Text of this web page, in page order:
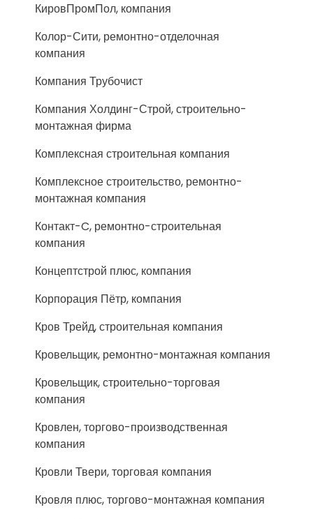
КировПромПол, компания
Колор-Сити, ремонтно-отделочная
компания
Компания Трубочист
Компания Холдинг-Строй, строительно-
монтажная фирма
Комплексная строительная компания
Комплексное строительство, ремонтно-
монтажная компания
Контакт-C, ремонтно-строительная
компания
Концептстрой плюс, компания
Корпорация Пётр, компания
Кров Трейд, строительная компания
Кровельщик, ремонтно-монтажная компания
Кровельщик, строительно-торговая
компания
Кровлен, торгово-производственная
компания
Кровли Твери, торговая компания
Кровля плюс, торгово-монтажная компания